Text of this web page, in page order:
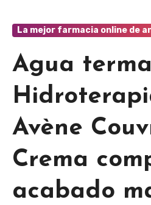
La mejor farmacia online de
Agua
Avène
Crema
acabado